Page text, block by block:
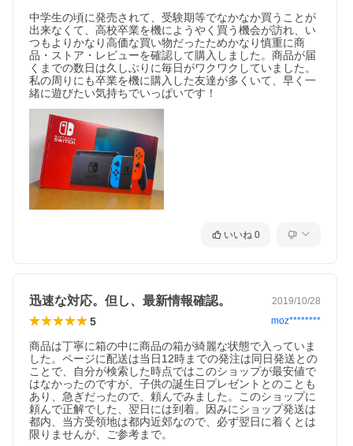
中学生の頃に発売されて、受験期等でなかなか買うことが
出来なくて、高校卒業を機にようやく買う機会が訪れ、い
つもよりかなり高価な買い物だったためかなり慎重に商
品・ストア・レビューを確認して購入しました。商品が届
くまでの数日は久しぶりに毎日がワクワクしていました。
私の周りにも卒業を機に購入した友達が多くいて、早く一
緒に遊びたい気持ちでいっぱいです！
いいね 0
迅速な対応。但し、最新情報確認。 2019/10/28
5 moz********
商品は丁寧に箱の中に商品の箱が綺麗な状態で入っていま
した。ページに配送は当日12時までの発注は同日発送との
ことで、自分が検索した時点ではこのショップが最安値で
はなかったのですが、子供の誕生日プレゼントとのことも
あり、急ぎだったので、頼んでみました。このショップに
頼んで正解でした、翌日には到着。因みにショップ発送は
都内、当方受領地は都内近郊なので、必ず翌日に着くとは
限りませんが、ご参考まで。